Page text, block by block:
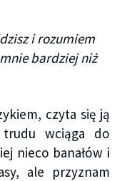
i rozumiem
bardziej niż
czyta się ją
wciąga do
nieco banałów i
ale przyznam